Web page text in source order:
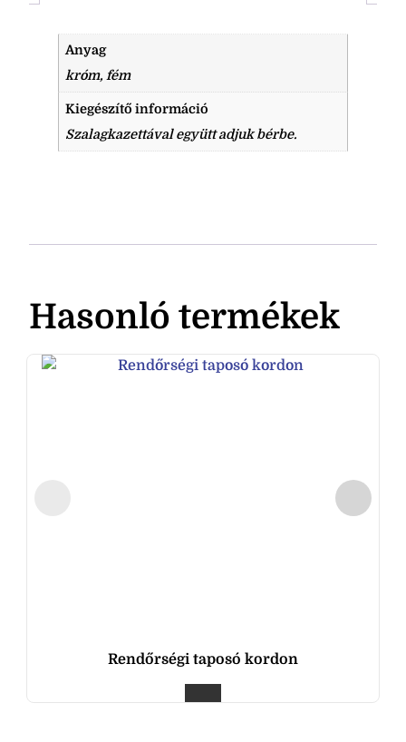
Anyag
króm, fém
Kiegészítő információ
Szalagkazettával együtt adjuk bérbe.
Hasonló termékek
Rendőrségi taposó kordon